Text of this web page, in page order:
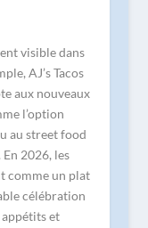
visible dans
AJ’s Tacos
aux nouveaux
l’option
au street food
2026, les
comme un plat
célébration
et